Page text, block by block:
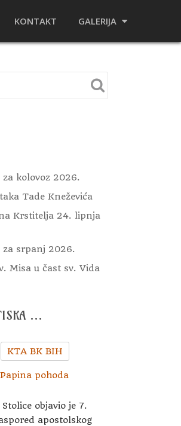
KONTAKT GALERIJA
za kolovoz 2026.
Tade Kneževića
Krstitelja 24. lipnja
za srpanj 2026.
Misa u čast sv. Vida
…
KTA BK BIH
pohoda
objavio je 7.
apostolskog